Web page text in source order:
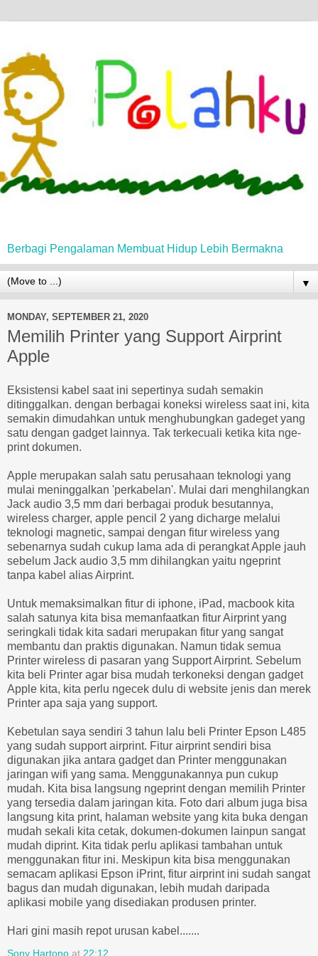
Berbagi Pengalaman Membuat Hidup Lebih Bermakna
▼
MONDAY, SEPTEMBER 21, 2020
Memilih Printer yang Support Airprint
Apple
Eksistensi kabel saat ini sepertinya sudah semakin
ditinggalkan. dengan berbagai koneksi wireless saat ini, kita
semakin dimudahkan untuk menghubungkan gadeget yang
satu dengan gadget lainnya. Tak terkecuali ketika kita nge-
print dokumen.
Apple merupakan salah satu perusahaan teknologi yang
mulai meninggalkan 'perkabelan'. Mulai dari menghilangkan
Jack audio 3,5 mm dari berbagai produk besutannya,
wireless charger, apple pencil ‎2 yang dicharge melalui
teknologi magnetic, sampai dengan fitur wireless yang
sebenarnya sudah cukup lama ada di perangkat Apple jauh
sebelum Jack audio 3,5 mm dihilangkan yaitu ngeprint
tanpa kabel alias Airprint.
Untuk memaksimalkan fitur di iphone, iPad, macbook kita
salah satunya kita bisa memanfaatkan fitur Airprint yang
seringkali tidak kita sadari merupakan fitur yang sangat
membantu dan praktis digunakan. Namun tidak semua
Printer wireless di pasaran yang Support Airprint. Sebelum
kita beli Printer agar bisa mudah terkoneksi dengan gadget
Apple kita, kita perlu ngecek dulu di website jenis dan merek
Printer apa saja yang support.
Kebetulan saya sendiri 3 tahun lalu beli Printer Epson L485
yang sudah support airprint. Fitur airprint sendiri bisa
digunakan jika antara gadget dan Printer menggunakan
jaringan wifi yang sama. Menggunakannya pun cukup
mudah. Kita bisa langsung‎ ngeprint dengan memilih Printer
yang tersedia dalam jaringan kita. Foto dari album juga bisa
langsung kita print, halaman website yang kita buka dengan
mudah sekali kita cetak, dokumen-dokumen lainpun sangat
mudah diprint. Kita tidak perlu aplikasi tambahan untuk
menggunakan fitur ini. Meskipun kita bisa menggunakan
semacam aplikasi Epson iPrint, fitur airprint ini sudah sangat
bagus dan mudah digunakan, lebih mudah daripada
aplikasi mobile yang disediakan produsen printer.
Hari gini masih repot urusan kabel.......
Sony Hartono at 22:12